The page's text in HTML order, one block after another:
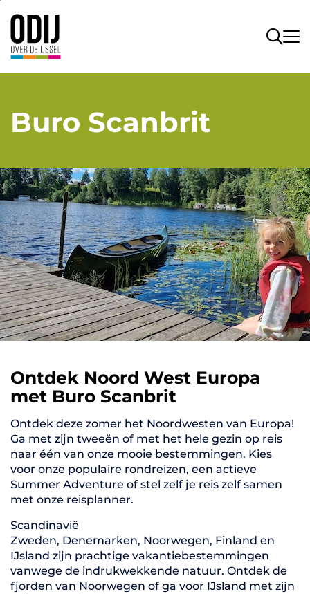
Buro Scanbrit
Ontdek Noord West Europa
met Buro Scanbrit
Ontdek deze zomer het Noordwesten van Europa!
Ga met zijn tweeën of met het hele gezin op reis
naar één van onze mooie bestemmingen. Kies
voor onze populaire rondreizen, een actieve
Summer Adventure of stel zelf je reis zelf samen
met onze reisplanner.
Scandinavië
Zweden, Denemarken, Noorwegen, Finland en
IJsland zijn prachtige vakantiebestemmingen
vanwege de indrukwekkende natuur. Ontdek de
fjorden van Noorwegen of ga voor IJsland met zijn